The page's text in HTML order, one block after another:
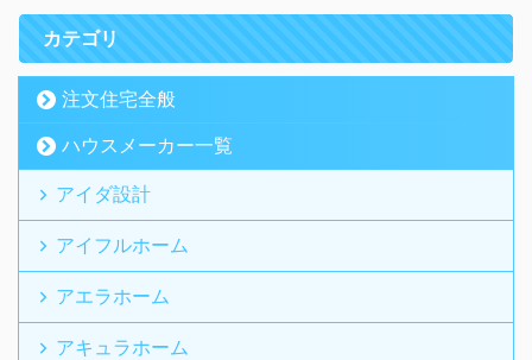
カテゴリ
注文住宅全般
ハウスメーカー一覧
アイダ設計
アイフルホーム
アエラホーム
アキュラホーム